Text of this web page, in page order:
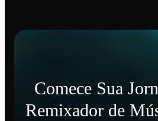
Comece Sua
Remixador de